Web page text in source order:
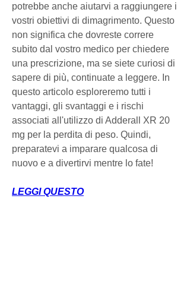
potrebbe anche aiutarvi a raggiungere i
vostri obiettivi di dimagrimento. Questo
non significa che dovreste correre
subito dal vostro medico per chiedere
una prescrizione, ma se siete curiosi di
sapere di più, continuate a leggere. In
questo articolo esploreremo tutti i
vantaggi, gli svantaggi e i rischi
associati all'utilizzo di Adderall XR 20
mg per la perdita di peso. Quindi,
preparatevi a imparare qualcosa di
nuovo e a divertirvi mentre lo fate!
LEGGI QUESTO